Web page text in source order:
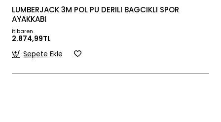
LUMBERJACK 3M POL PU DERILI BAGCIKLI SPOR
AYAKKABI
itibaren
2.874,99TL
Sepete Ekle